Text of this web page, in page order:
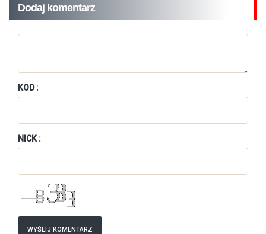
Dodaj komentarz
KOD :
NICK :
WYŚLIJ KOMENTARZ